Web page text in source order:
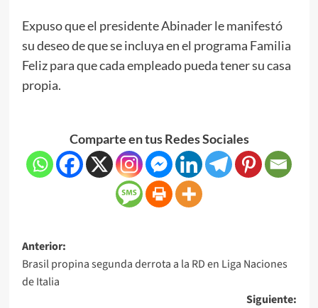
Expuso que el presidente Abinader le manifestó
su deseo de que se incluya en el programa Familia
Feliz para que cada empleado pueda tener su casa
propia.
Comparte en tus Redes Sociales
Anterior:
Brasil propina segunda derrota a la RD en Liga Naciones
de Italia
Siguiente: